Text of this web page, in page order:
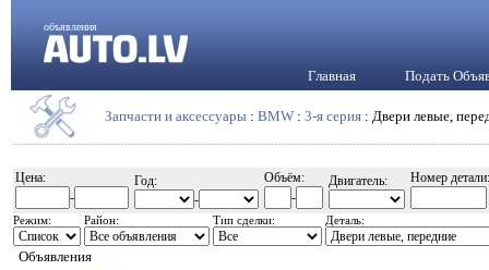
объявления
Главная Подать
Запчасти и аксессуары : BMW : 3-я серия : Двери левые,
Цена:
-
Год:
-
Объём:
-
Двигатель: Номер детали:
Режим: Район: Тип сделки: Деталь:
Объявления